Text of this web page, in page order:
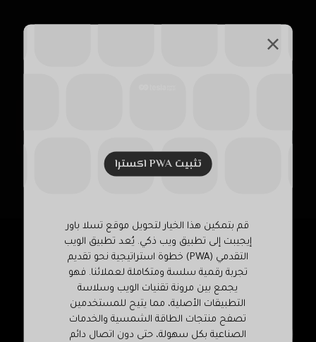
تثبيت PWA اکسترا
قم بتمكين هذا الخيار لتحويل موقع تسلا باور
إيجيبت إلى تطبيق ويب ذكي. يُعد تطبيق الويب
التقدمي (PWA) خطوة استراتيجية نحو تقديم
تجربة رقمية سلسة ومتكاملة لعملائنا. فهو
يجمع بين مرونة تقنيات الويب وسلاسة
التطبيقات الأصلية، مما يتيح للمستخدمين
تصفح منتجات الطاقة الشمسية والخدمات
الصناعية بكل سهولة، حتى دون اتصال دائم
معلومات المكتب
٤٢ برج صلاح الدين الدور الثانى شقه ٦ – المريوطيه